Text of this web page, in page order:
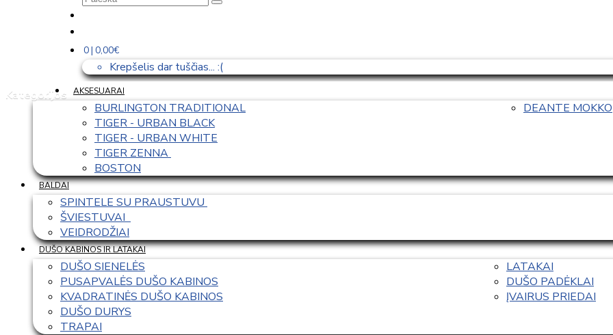
0 | 0,00€
Krepšelis dar tuščias... :(
Kategorijos
AKSESUARAI
BURLINGTON TRADITIONAL
TIGER - URBAN BLACK
TIGER - URBAN WHITE
TIGER ZENNA
BOSTON
DEANTE MOKKO
BALDAI
SPINTELE SU PRAUSTUVU
ŠVIESTUVAI
VEIDRODŽIAI
DUŠO KABINOS IR LATAKAI
DUŠO SIENELĖS
PUSAPVALĖS DUŠO KABINOS
KVADRATINĖS DUŠO KABINOS
DUŠO DURYS
TRAPAI
LATAKAI
DUŠO PADĖKLAI
ĮVAIRUS PRIEDAI